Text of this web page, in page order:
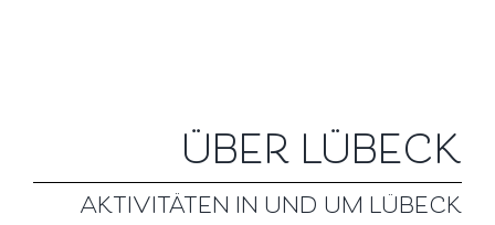
ÜBER LÜBECK
AKTIVITÄTEN IN UND UM LÜBECK